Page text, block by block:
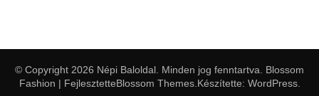
© Copyright 2026 Népi Baloldal . Minden jog fenntartva.
Blossom
Fashion | FejlesztetteBlossom Themes.Készítette: WordPress.